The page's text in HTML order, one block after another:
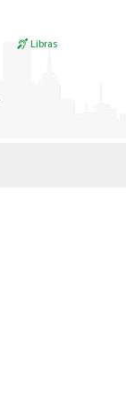
Libras